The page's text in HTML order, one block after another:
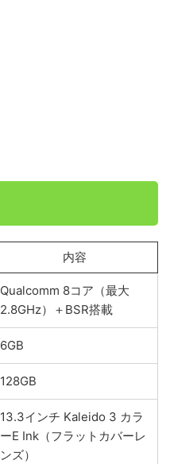
内容
Qualcomm 8コア（最大
2.8GHz）＋BSR搭載
6GB
128GB
13.3インチ Kaleido 3 カラ
ーE Ink（フラットカバーレ
ンズ）